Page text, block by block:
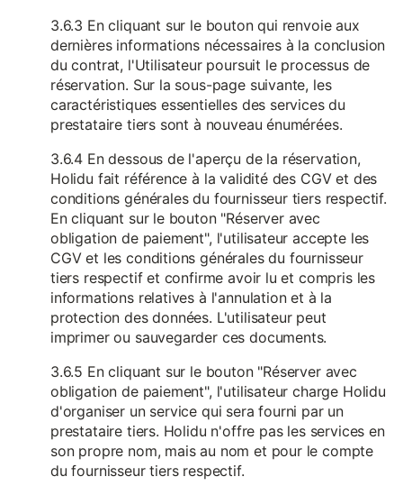
3.6.3 En cliquant sur le bouton qui renvoie aux
dernières informations nécessaires à la conclusion
du contrat, l'Utilisateur poursuit le processus de
réservation. Sur la sous-page suivante, les
caractéristiques essentielles des services du
prestataire tiers sont à nouveau énumérées.
3.6.4 En dessous de l'aperçu de la réservation,
Holidu fait référence à la validité des CGV et des
conditions générales du fournisseur tiers respectif.
En cliquant sur le bouton "Réserver avec
obligation de paiement", l'utilisateur accepte les
CGV et les conditions générales du fournisseur
tiers respectif et confirme avoir lu et compris les
informations relatives à l'annulation et à la
protection des données. L'utilisateur peut
imprimer ou sauvegarder ces documents.
3.6.5 En cliquant sur le bouton "Réserver avec
obligation de paiement", l'utilisateur charge Holidu
d'organiser un service qui sera fourni par un
prestataire tiers. Holidu n'offre pas les services en
son propre nom, mais au nom et pour le compte
du fournisseur tiers respectif.